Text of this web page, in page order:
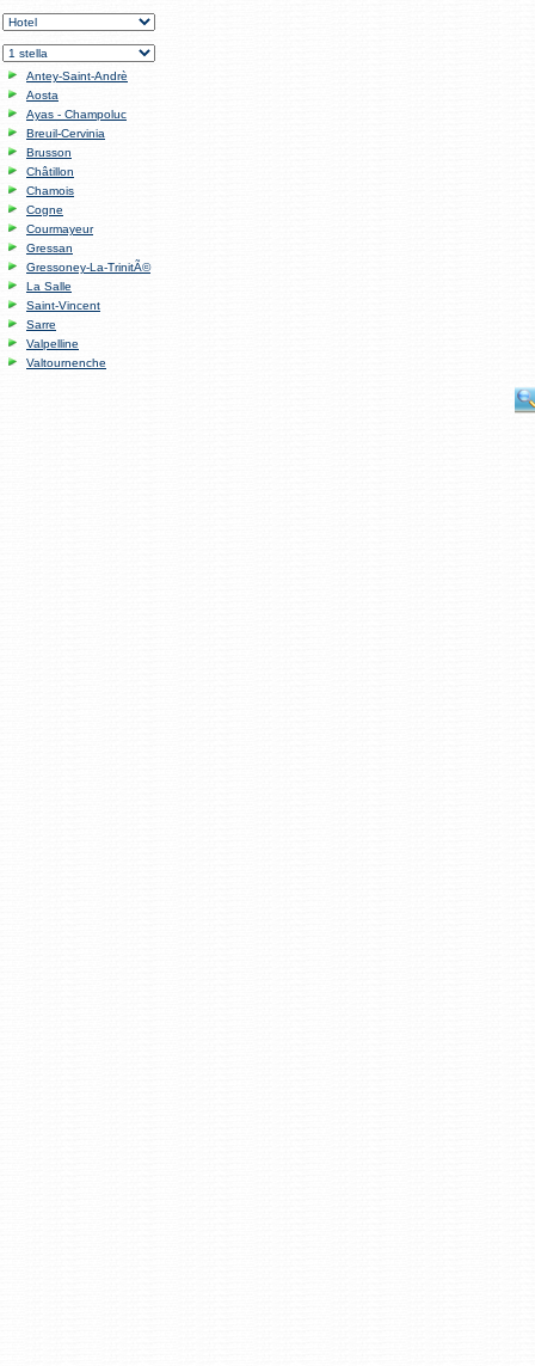
Antey-Saint-Andrè
Aosta
Ayas - Champoluc
Breuil-Cervinia
Brusson
Châtillon
Chamois
Cogne
Courmayeur
Gressan
Gressoney-La-TrinitÃ©
La Salle
Saint-Vincent
Sarre
Valpelline
Valtournenche